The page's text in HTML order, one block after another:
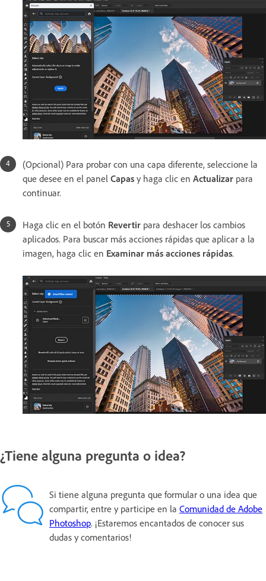
(Opcional) Para probar con una capa diferente, seleccione la
que desee en el panel Capas y haga clic en Actualizar para
continuar.
Haga clic en el botón Revertir para deshacer los cambios
aplicados. Para buscar más acciones rápidas que aplicar a la
imagen, haga clic en Examinar más acciones rápidas.
¿Tiene alguna pregunta o idea?
Si tiene alguna pregunta que formular o una idea que
compartir, entre y participe en la Comunidad de Adobe
Photoshop. ¡Estaremos encantados de conocer sus
dudas y comentarios!